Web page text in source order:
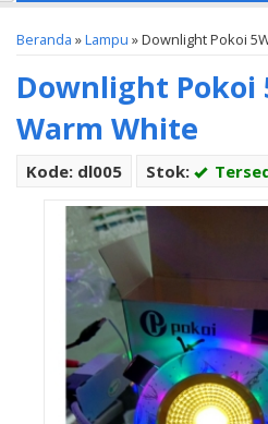
Beranda »Lampu »Downlight Pokoi
Downlight Pokoi
Warm White
Kode: dl005 Stok: